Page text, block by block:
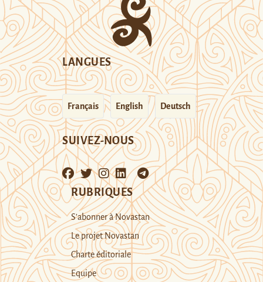
LANGUES
Français English Deutsch
SUIVEZ-NOUS
RUBRIQUES
S’abonner à Novastan
Le projet Novastan
Charte éditoriale
Equipe